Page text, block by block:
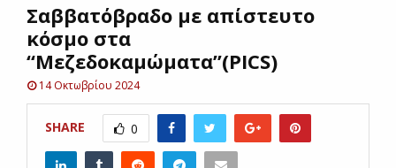
UΣαββατόβραδο με απίστευτο
κόσμο στα
“Μεζεδοκαμώματα”(PICS)
14 Οκτωβρίου 2024
SHARE 0